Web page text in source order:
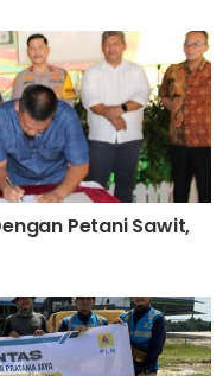
Petani Sawit,